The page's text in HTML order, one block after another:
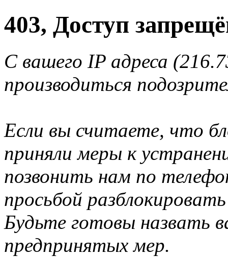
403, Доступ
С вашего IP адреса
производиться
Если вы считаете, что
приняли меры к
позвонить нам по
просьбой
Будьте готовы назвать
предпринятых мер.